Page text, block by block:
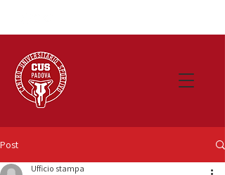
Post
Ufficio stampa